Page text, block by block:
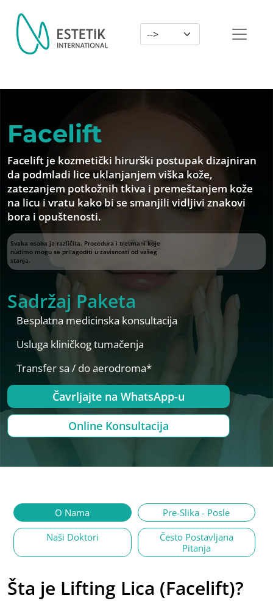
Dil Seçimi
Facelift
Facelift je kozmetički hirurški postupak dizajniran
da podmladi lice uklanjanjem viška kože,
zatezanjem potkožnih tkiva i premeštanjem kože
na licu i vratu kako bi se smanjili vidljivi znakovi
bora i opuštenosti.
Svaka osoba je različita. Procedura i tretmani koje
nudimo mogu se prilagoditi u zavisnosti od vašeg
stanja.
Sadržaj Paketa
Besplatna medicinska konsultacija
Usluga kliničkog tumačenja
Transfer sa / do aerodroma*
Čavrljajte na WhatsApp-u
Online Konsultacija
O Nama
Pre-Slika - Posle
Naši Doktori
Često Postavljana
Pitanja
Šta je Lifting Lica (Facelift)?